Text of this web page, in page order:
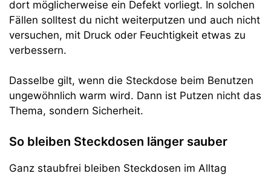
dort möglicherweise ein Defekt vorliegt. In solchen
Fällen solltest du nicht weiterputzen und auch nicht
versuchen, mit Druck oder Feuchtigkeit etwas zu
verbessern.
Dasselbe gilt, wenn die Steckdose beim Benutzen
ungewöhnlich warm wird. Dann ist Putzen nicht das
Thema, sondern Sicherheit.
So bleiben Steckdosen länger sauber
Ganz staubfrei bleiben Steckdosen im Alltag